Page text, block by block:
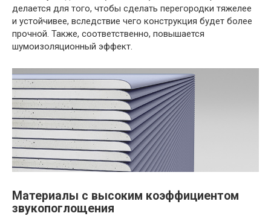
делается для того, чтобы сделать перегородки тяжелее
и устойчивее, вследствие чего конструкция будет более
прочной. Также, соответственно, повышается
шумоизоляционный эффект.
Материалы с высоким коэффициентом
звукопоглощения